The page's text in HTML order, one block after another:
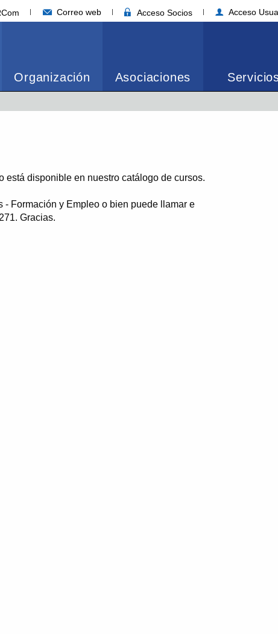
Correo web Acceso Socios Acceso
Organización Asociaciones
está disponible en nuestro catálogo de cursos.
Formación y Empleo o bien puede llamar e
Gracias.